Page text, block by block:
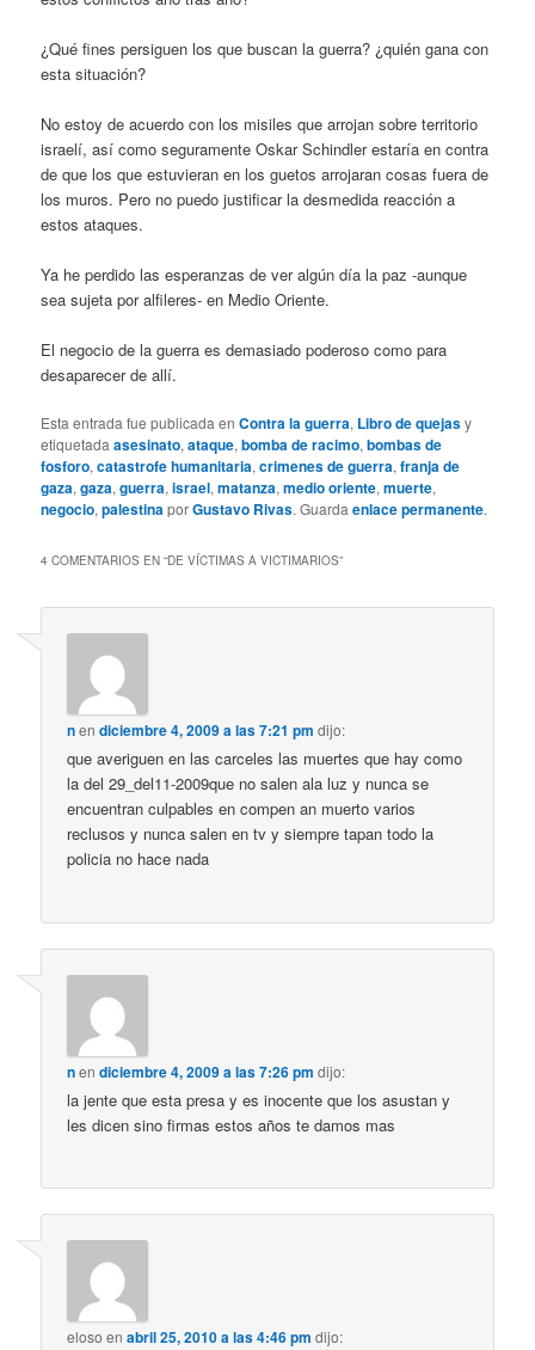
¿Qué fines persiguen los que buscan la guerra? ¿quién gana con
esta situación?
No estoy de acuerdo con los misiles que arrojan sobre territorio
israelí, así como seguramente Oskar Schindler estaría en contra
de que los que estuvieran en los guetos arrojaran cosas fuera de
los muros. Pero no puedo justificar la desmedida reacción a
estos ataques.
Ya he perdido las esperanzas de ver algún día la paz -aunque
sea sujeta por alfileres- en Medio Oriente.
El negocio de la guerra es demasiado poderoso como para
desaparecer de allí.
Esta entrada fue publicada enContra la guerra, Libro de quejasy
etiquetadaasesinato,ataque,bomba de racimo,bombas de
fosforo,catastrofe humanitaria,crimenes de guerra,franja de
gaza,gaza,guerra,israel,matanza,medio oriente,muerte,
negocio,palestinaporGustavo Rivas. Guardaenlace permanente.
4 COMENTARIOS EN “DE VÍCTIMAS A VICTIMARIOS”
nendiciembre 4, 2009 a las 7:21 pm dijo:
que averiguen en las carceles las muertes que hay como
la del 29_del11-2009que no salen ala luz y nunca se
encuentran culpables en compen an muerto varios
reclusos y nunca salen en tv y siempre tapan todo la
policia no hace nada
nendiciembre 4, 2009 a las 7:26 pm dijo:
la jente que esta presa y es inocente que los asustan y
les dicen sino firmas estos años te damos mas
eloso enabril 25, 2010 a las 4:46 pm dijo: